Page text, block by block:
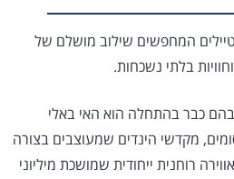
המחפשים שילוב מושלם של
בלתי נשכחות.
כבר בהתחלה הוא האי באלי
מקדשי הינדים שמעוצבים בצורה
רוחנית ייחודית שמושכת מיליוני